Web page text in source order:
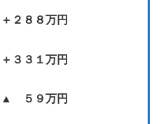
２８８万円
３３１万円
▲ ５９万円